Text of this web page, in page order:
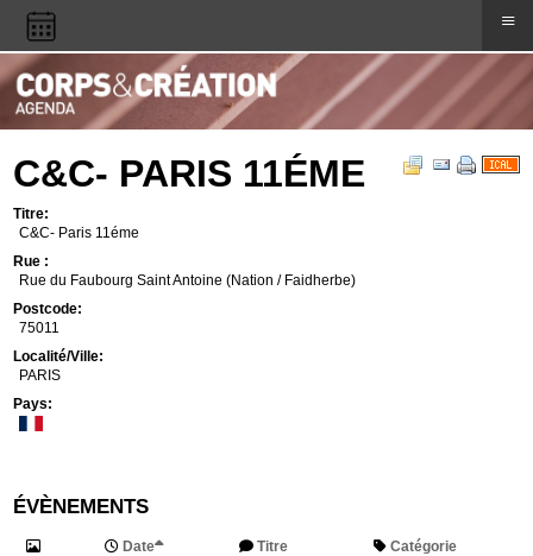
C&C- PARIS 11ÉME
Titre:
C&C- Paris 11éme
Rue :
Rue du Faubourg Saint Antoine (Nation / Faidherbe)
Postcode:
75011
Localité/Ville:
PARIS
Pays:
ÉVÈNEMENTS
Date Titre Catégorie
≡